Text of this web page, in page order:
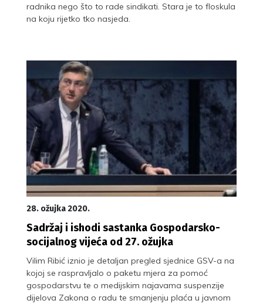
radnika nego što to rade sindikati. Stara je to floskula
na koju rijetko tko nasjeda.
28. ožujka 2020.
Sadržaj i ishodi sastanka Gospodarsko-
socijalnog vijeća od 27. ožujka
Vilim Ribić iznio je detaljan pregled sjednice GSV-a na
kojoj se raspravljalo o paketu mjera za pomoć
gospodarstvu te o medijskim najavama suspenzije
dijelova Zakona o radu te smanjenju plaća u javnom